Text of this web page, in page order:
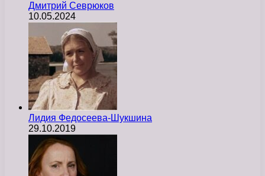
Дмитрий Севрюков
10.05.2024
Лидия Федосеева-Шукшина
29.10.2019